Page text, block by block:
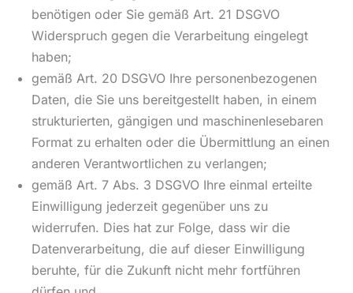
benötigen oder Sie gemäß Art. 21 DSGVO
Widerspruch gegen die Verarbeitung eingelegt
haben;
gemäß Art. 20 DSGVO Ihre personenbezogenen
Daten, die Sie uns bereitgestellt haben, in einem
strukturierten, gängigen und maschinenlesebaren
Format zu erhalten oder die Übermittlung an einen
anderen Verantwortlichen zu verlangen;
gemäß Art. 7 Abs. 3 DSGVO Ihre einmal erteilte
Einwilligung jederzeit gegenüber uns zu
widerrufen. Dies hat zur Folge, dass wir die
Datenverarbeitung, die auf dieser Einwilligung
beruhte, für die Zukunft nicht mehr fortführen